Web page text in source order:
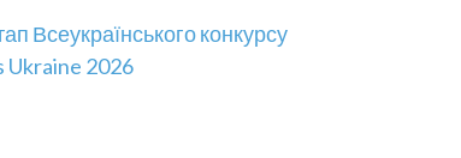
Всеукраїнського конкурсу
Ukraine 2026